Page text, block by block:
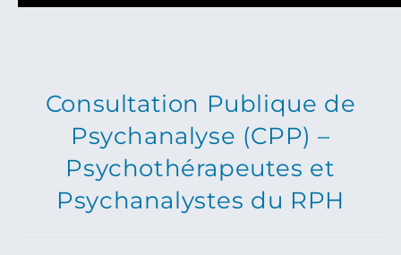
Consultation Publique de
Psychanalyse (CPP) –
Psychothérapeutes et
Psychanalystes du RPH